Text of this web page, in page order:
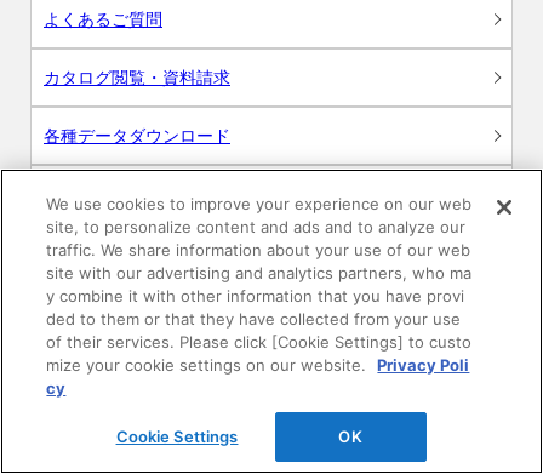
よくあるご質問
カタログ閲覧・資料請求
各種データダウンロード
WEB見積・各種シミュレーション
交換用部品の購入
修理・点検
お問い合わせ
We use cookies to improve your experience on our web
site, to personalize content and ads and to analyze our
traffic. We share information about your use of our web
site with our advertising and analytics partners, who ma
y combine it with other information that you have provi
ded to them or that they have collected from your use
of their services. Please click [Cookie Settings] to custo
mize your cookie settings on our website.
Privacy Poli
cy
Cookie Settings OK